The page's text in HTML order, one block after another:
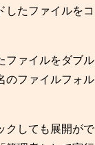
したファイルを
ファイルをダブ
のファイルフォ
クしても展開がで